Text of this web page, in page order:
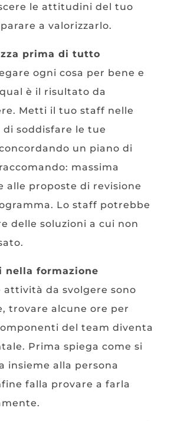
le attitudini del tuo
a valorizzarlo.
prima di tutto
ogni cosa per bene e
è il risultato da
Metti il tuo staff nelle
di soddisfare le tue
un piano di
massima
alle proposte di revisione
Lo staff potrebbe
delle soluzioni a cui non
nella formazione
attività da svolgere sono
trovare alcune ore per
del team diventa
Prima spiega come si
insieme alla persona
falla provare a farla